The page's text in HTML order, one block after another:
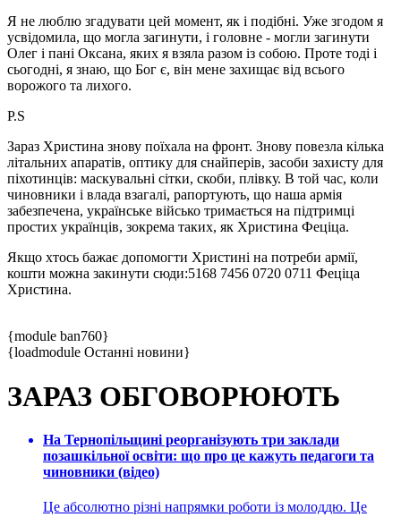
Я не люблю згадувати цей момент, як і подібні. Уже згодом я
усвідомила, що могла загинути, і головне - могли загинути
Олег і пані Оксана, яких я взяла разом із собою. Проте тоді і
сьогодні, я знаю, що Бог є, він мене захищає від всього
ворожого та лихого.
P.S
Зараз Христина знову поїхала на фронт. Знову повезла кілька
літальних апаратів, оптику для снайперів, засоби захисту для
піхотинців: маскувальні сітки, скоби, плівку. В той час, коли
чиновники і влада взагалі, рапортують, що наша армія
забезпечена, українське військо тримається на підтримці
простих українців, зокрема таких, як Христина Феціца.
Якщо хтось бажає допомогти Христині на потреби армії,
кошти можна закинути сюди:5168 7456 0720 0711 Феціца
Христина.
{module ban760}
{loadmodule Останні новини}
ЗАРАЗ ОБГОВОРЮЮТЬ
На Тернопільщині реорганізують три заклади
позашкільної освіти: що про це кажуть педагоги та
чиновники (відео)
Це абсолютно різні напрямки роботи із молоддю. Це